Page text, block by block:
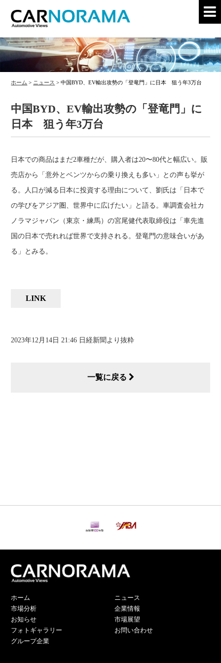
ホーム > ニュース >中国BYD、EV輸出攻勢の「登竜門」に日本 狙う年3万台
中国BYD、EV輸出攻勢の「登竜門」に
日本 狙う年3万台
日本での商品はまだ2車種だが、購入者は20〜80代と幅広い。販
売店から「意外とベンツからの乗り換えも多い」との声も挙が
る。人口が減る日本に投資する理由について、劉氏は「日本で
の学びをアジア圏、世界中に広げたい」と語る。車調査会社カ
ノラマジャパン（東京・練馬）の宮尾健代表取締役は「車先進
国の日本で売れれば世界で支持される。登竜門の意味合いがあ
る」とみる。
LINK
2023年12月14日 21:46 日経新聞より抜粋
一覧に戻る
ホーム
市場分析
ニュース
企業情報
お知らせ
フォトギャラリー
市場展望
お問い合わせ
グループ企業